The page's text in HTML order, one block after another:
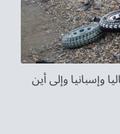
وإسبانيا وإلى أين